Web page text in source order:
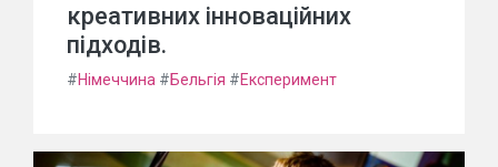
креативних інноваційних
підходів.
#Німеччина #Бельгія #Експеримент